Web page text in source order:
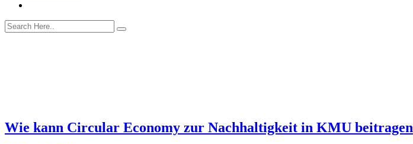
Wie kann Circular Economy zur Nachhaltigkeit in KMU beitragen